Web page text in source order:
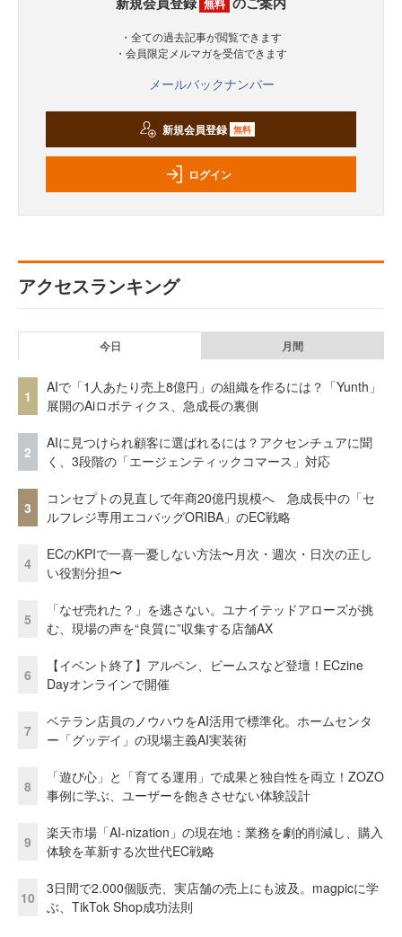
・全ての過去記事が閲覧できます
・会員限定メルマガを受信できます
メールバックナンバー
新規会員登録 無料
ログイン
アクセスランキング
今日 月間
1
AIで「1人あたり売上8億円」の組織を作るには？「Yunth」
展開のAiロボティクス、急成長の裏側
2
AIに見つけられ顧客に選ばれるには？アクセンチュアに聞
く、3段階の「エージェンティックコマース」対応
3
コンセプトの見直しで年商20億円規模へ 急成長中の「セ
ルフレジ専用エコバッグORIBA」のEC戦略
4
ECのKPIで一喜一憂しない方法〜月次・週次・日次の正し
い役割分担〜
5
「なぜ売れた？」を逃さない。ユナイテッドアローズが挑
む、現場の声を“良質に”収集する店舗AX
6
【イベント終了】アルペン、ビームスなど登壇！ECzine
Dayオンラインで開催
7
ベテラン店員のノウハウをAI活用で標準化。ホームセンタ
ー「グッデイ」の現場主義AI実装術
8
「遊び心」と「育てる運用」で成果と独自性を両立！ZOZO
事例に学ぶ、ユーザーを飽きさせない体験設計
9
楽天市場「AI-nization」の現在地：業務を劇的削減し、購入
体験を革新する次世代EC戦略
10
3日間で2.000個販売、実店舗の売上にも波及。magpicに学
ぶ、TikTok Shop成功法則